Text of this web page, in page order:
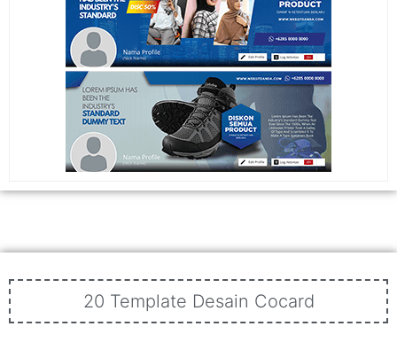
20 Template Desain Cocard